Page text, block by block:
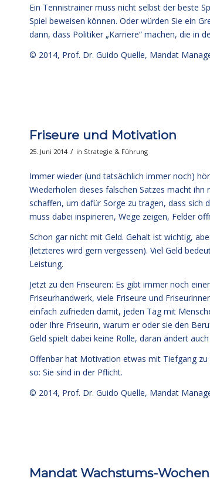
Ein Tennistrainer muss nicht selbst der beste
Spiel beweisen können. Oder würden Sie ein
dann, dass Politiker „Karriere“ machen, die in
© 2014, Prof. Dr. Guido Quelle, Mandat
Friseure und Motivation
25. Juni 2014 / in Strategie & Führung
Immer wieder (und tatsächlich immer noch)
Wiederholen dieses falschen Satzes macht
schaffen, um dafür Sorge zu tragen, dass sich
muss dabei inspirieren, Wege zeigen, Felder
Schon gar nicht mit Geld. Gehalt ist wichtig,
(letzteres wird gern vergessen). Viel Geld
Leistung.
Jetzt zu den Friseuren: Es gibt immer noch
Friseurhandwerk, viele Friseure und
einfach zufrieden damit, jeden Tag mit
oder Ihre Friseurin, warum er oder sie den
Geld spielt dabei keine Rolle, daran ändert
Offenbar hat Motivation etwas mit Tiefgang
so: Sie sind in der Pflicht.
© 2014, Prof. Dr. Guido Quelle, Mandat
Mandat Wachstums-